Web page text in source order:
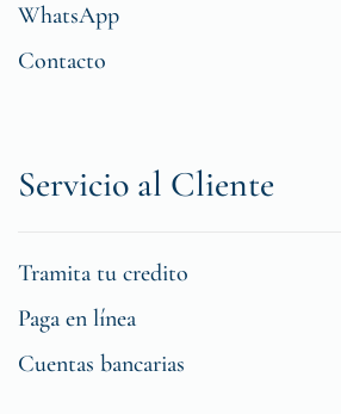
WhatsApp
Contacto
Servicio al Cliente
Tramita tu credito
Paga en línea
Cuentas bancarias